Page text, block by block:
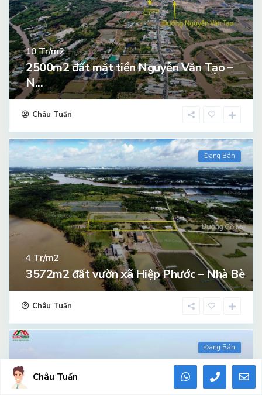
10Tr/m2
2500m2 đất mặt tiền Nguyễn Văn Tạo –
N...
Châu Tuấn
Đang Bán
4 Tr/m2
3572m2 đất vườn xã Hiệp Phước – Nhà Bè
Châu Tuấn
Đang Bán
Châu Tuấn